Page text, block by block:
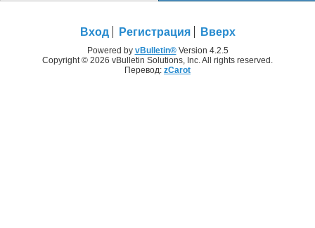
Вход Регистрация Вверх
Powered by vBulletin®Version 4.2.5
Copyright © 2026 vBulletin Solutions, Inc. All rights reserved.
Перевод: zCarot